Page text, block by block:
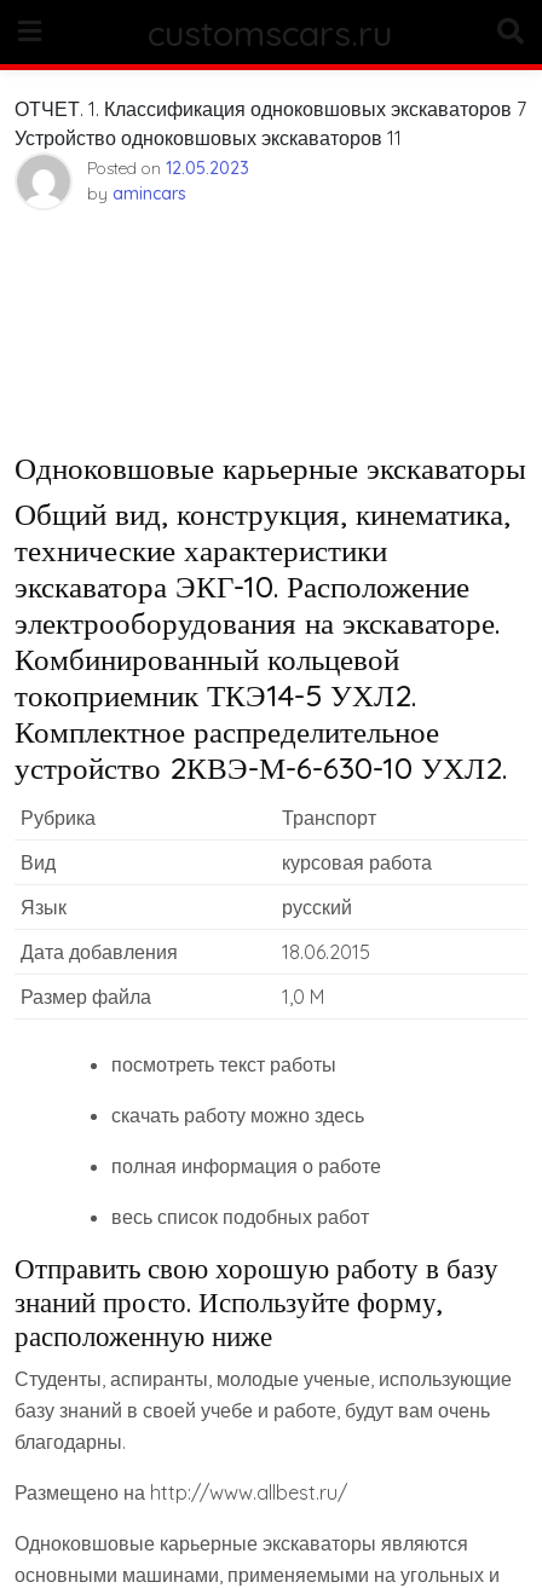
content
customscars.ru
ОТЧЕТ. 1. Классификация одноковшовых экскаваторов 7
Устройство одноковшовых экскаваторов 11
Posted on 12.05.2023
by amincars
Одноковшовые карьерные экскаваторы
Общий вид, конструкция, кинематика,
технические характеристики
экскаватора ЭКГ-10. Расположение
электрооборудования на экскаваторе.
Комбинированный кольцевой
токоприемник ТКЭ14-5 УХЛ2.
Комплектное распределительное
устройство 2КВЭ-М-6-630-10 УХЛ2.
Рубрика
Транспорт
Вид
курсовая работа
Язык
русский
Дата добавления
18.06.2015
Размер файла
1,0 M
посмотреть текст работы
скачать работу можно здесь
полная информация о работе
весь список подобных работ
Отправить свою хорошую работу в базу
знаний просто. Используйте форму,
расположенную ниже
Студенты, аспиранты, молодые ученые, использующие
базу знаний в своей учебе и работе, будут вам очень
благодарны.
Размещено на http://www.allbest.ru/
Одноковшовые карьерные экскаваторы являются
основными машинами, применяемыми на угольных и